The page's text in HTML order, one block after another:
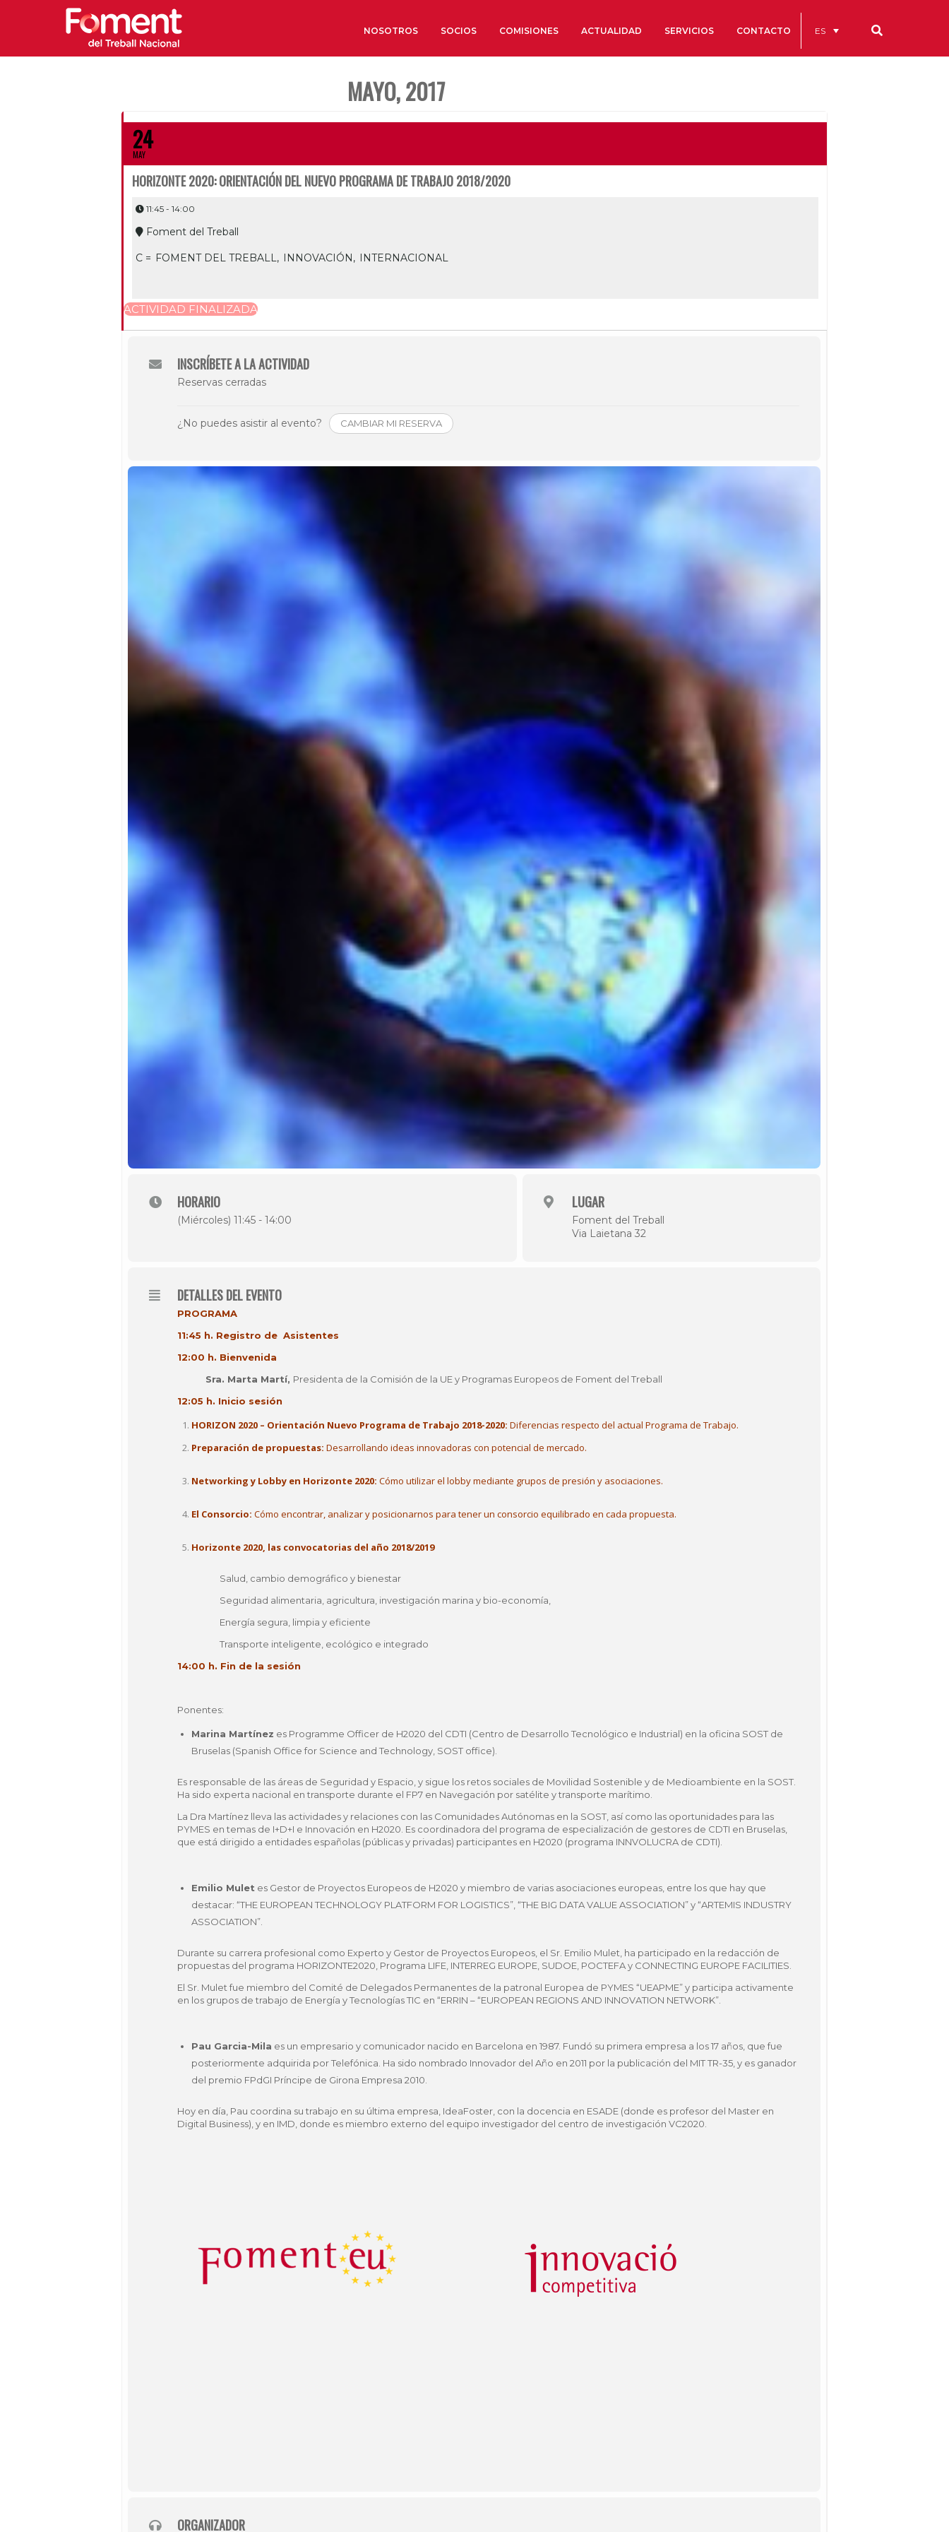
NOSOTROS
Institut d’Estudis Estratègics
SOCIOS COMISIONES ACTUALIDAD SERVICIOS CONTACTO ES
MAYO, 2017
24
MAY
HORIZONTE 2020: ORIENTACIÓN DEL NUEVO PROGRAMA DE TRABAJO 2018/2020
11:45 - 14:00
Foment del Treball
C = FOMENT DEL TREBALL, INNOVACIÓN, INTERNACIONAL
ACTIVIDAD FINALIZADA
INSCRÍBETE A LA ACTIVIDAD
Reservas cerradas
¿No puedes asistir al evento? CAMBIAR MI RESERVA
HORARIO
(Miércoles) 11:45 - 14:00
LUGAR
Foment del Treball
Via Laietana 32
DETALLES DEL EVENTO
PROGRAMA
11:45 h. Registro de Asistentes
12:00 h. Bienvenida
Sra. Marta Martí, Presidenta de la Comisión de la UE y Programas Europeos de Foment del Treball
12:05 h. Inicio sesión
HORIZON 2020 – Orientación Nuevo Programa de Trabajo 2018-2020: Diferencias respecto del actual Programa de Trabajo.
Preparación de propuestas: Desarrollando ideas innovadoras con potencial de mercado.
Networking y Lobby en Horizonte 2020: Cómo utilizar el lobby mediante grupos de presión y asociaciones.
El Consorcio: Cómo encontrar, analizar y posicionarnos para tener un consorcio equilibrado en cada propuesta.
Horizonte 2020, las convocatorias del año 2018/2019
Salud, cambio demográfico y bienestar
Seguridad alimentaria, agricultura, investigación marina y bio-economía,
Energía segura, limpia y eficiente
Transporte inteligente, ecológico e integrado
14:00 h. Fin de la sesión
Ponentes:
Marina Martínez es Programme Officer de H2020 del CDTI (Centro de Desarrollo Tecnológico e Industrial) en la oficina SOST de
Bruselas (Spanish Office for Science and Technology, SOST office).
Es responsable de las áreas de Seguridad y Espacio, y sigue los retos sociales de Movilidad Sostenible y de Medioambiente en la SOST.
Ha sido experta nacional en transporte durante el FP7 en Navegación por satélite y transporte marítimo.
La Dra Martínez lleva las actividades y relaciones con las Comunidades Autónomas en la SOST, así como las oportunidades para las
PYMES en temas de I+D+I e Innovación en H2020. Es coordinadora del programa de especialización de gestores de CDTI en Bruselas,
que está dirigido a entidades españolas (públicas y privadas) participantes en H2020 (programa INNVOLUCRA de CDTI).
Emilio Mulet es Gestor de Proyectos Europeos de H2020 y miembro de varias asociaciones europeas, entre los que hay que
destacar: “THE EUROPEAN TECHNOLOGY PLATFORM FOR LOGISTICS”, “THE BIG DATA VALUE ASSOCIATION” y “ARTEMIS INDUSTRY
ASSOCIATION”.
Durante su carrera profesional como Experto y Gestor de Proyectos Europeos, el Sr. Emilio Mulet, ha participado en la redacción de
propuestas del programa HORIZONTE2020, Programa LIFE, INTERREG EUROPE, SUDOE, POCTEFA y CONNECTING EUROPE FACILITIES.
El Sr. Mulet fue miembro del Comité de Delegados Permanentes de la patronal Europea de PYMES “UEAPME” y participa activamente
en los grupos de trabajo de Energía y Tecnologías TIC en “ERRIN – “EUROPEAN REGIONS AND INNOVATION NETWORK”.
Pau Garcia-Mila es un empresario y comunicador nacido en Barcelona en 1987. Fundó su primera empresa a los 17 años, que fue
posteriormente adquirida por Telefónica. Ha sido nombrado Innovador del Año en 2011 por la publicación del MIT TR-35, y es ganador
del premio FPdGI Príncipe de Girona Empresa 2010.
Hoy en día, Pau coordina su trabajo en su última empresa, IdeaFoster, con la docencia en ESADE (donde es profesor del Master en
Digital Business), y en IMD, donde es miembro externo del equipo investigador del centro de investigación VC2020.
ORGANIZADOR